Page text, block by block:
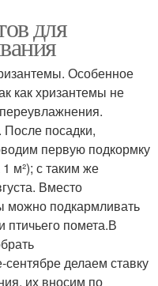
для
Особенное
как хризантемы не
посадки,
первую подкормку
м²); с таким же
Вместо
можно подкармливать
помета.В
делаем ставку
их вносим по